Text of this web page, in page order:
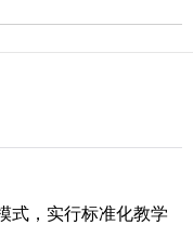
式，实行标准化教学